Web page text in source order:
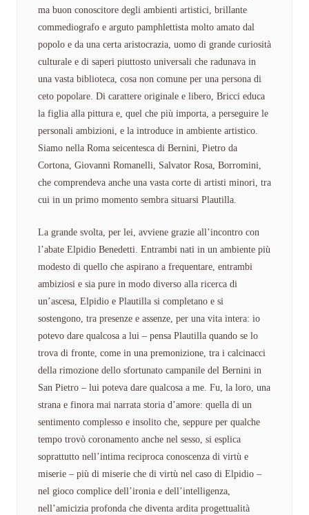
ma buon conoscitore degli ambienti artistici, brillante
commediografo e arguto pamphlettista molto amato dal
popolo e da una certa aristocrazia, uomo di grande curiosità
culturale e di saperi piuttosto universali che radunava in
una vasta biblioteca, cosa non comune per una persona di
ceto popolare. Di carattere originale e libero, Bricci educa
la figlia alla pittura e, quel che più importa, a perseguire le
personali ambizioni, e la introduce in ambiente artistico.
Siamo nella Roma seicentesca di Bernini, Pietro da
Cortona, Giovanni Romanelli, Salvator Rosa, Borromini,
che comprendeva anche una vasta corte di artisti minori, tra
cui in un primo momento sembra situarsi Plautilla.
La grande svolta, per lei, avviene grazie all’incontro con
l’abate Elpidio Benedetti. Entrambi nati in un ambiente più
modesto di quello che aspirano a frequentare, entrambi
ambiziosi e sia pure in modo diverso alla ricerca di
un’ascesa, Elpidio e Plautilla si completano e si
sostengono, tra presenze e assenze, per una vita intera: io
potevo dare qualcosa a lui – pensa Plautilla quando se lo
trova di fronte, come in una premonizione, tra i calcinacci
della rimozione dello sfortunato campanile del Bernini in
San Pietro – lui poteva dare qualcosa a me. Fu, la loro, una
strana e finora mai narrata storia d’amore: quella di un
sentimento complesso e insolito che, seppure per qualche
tempo trovò coronamento anche nel sesso, si esplica
soprattutto nell’intima reciproca conoscenza di virtù e
miserie – più di miserie che di virtù nel caso di Elpidio –
nel gioco complice dell’ironia e dell’intelligenza,
nell’amicizia profonda che diventa ardita progettualità